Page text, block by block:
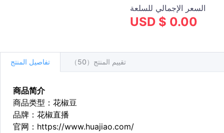
السعر الإجمالي للسلعة
USD $ 0.00
تفاصيل المنتج تقييم المنتج（50）
商品简介
商品类型：花椒豆
品牌：花椒直播
官网： https://www.huajiao.com/